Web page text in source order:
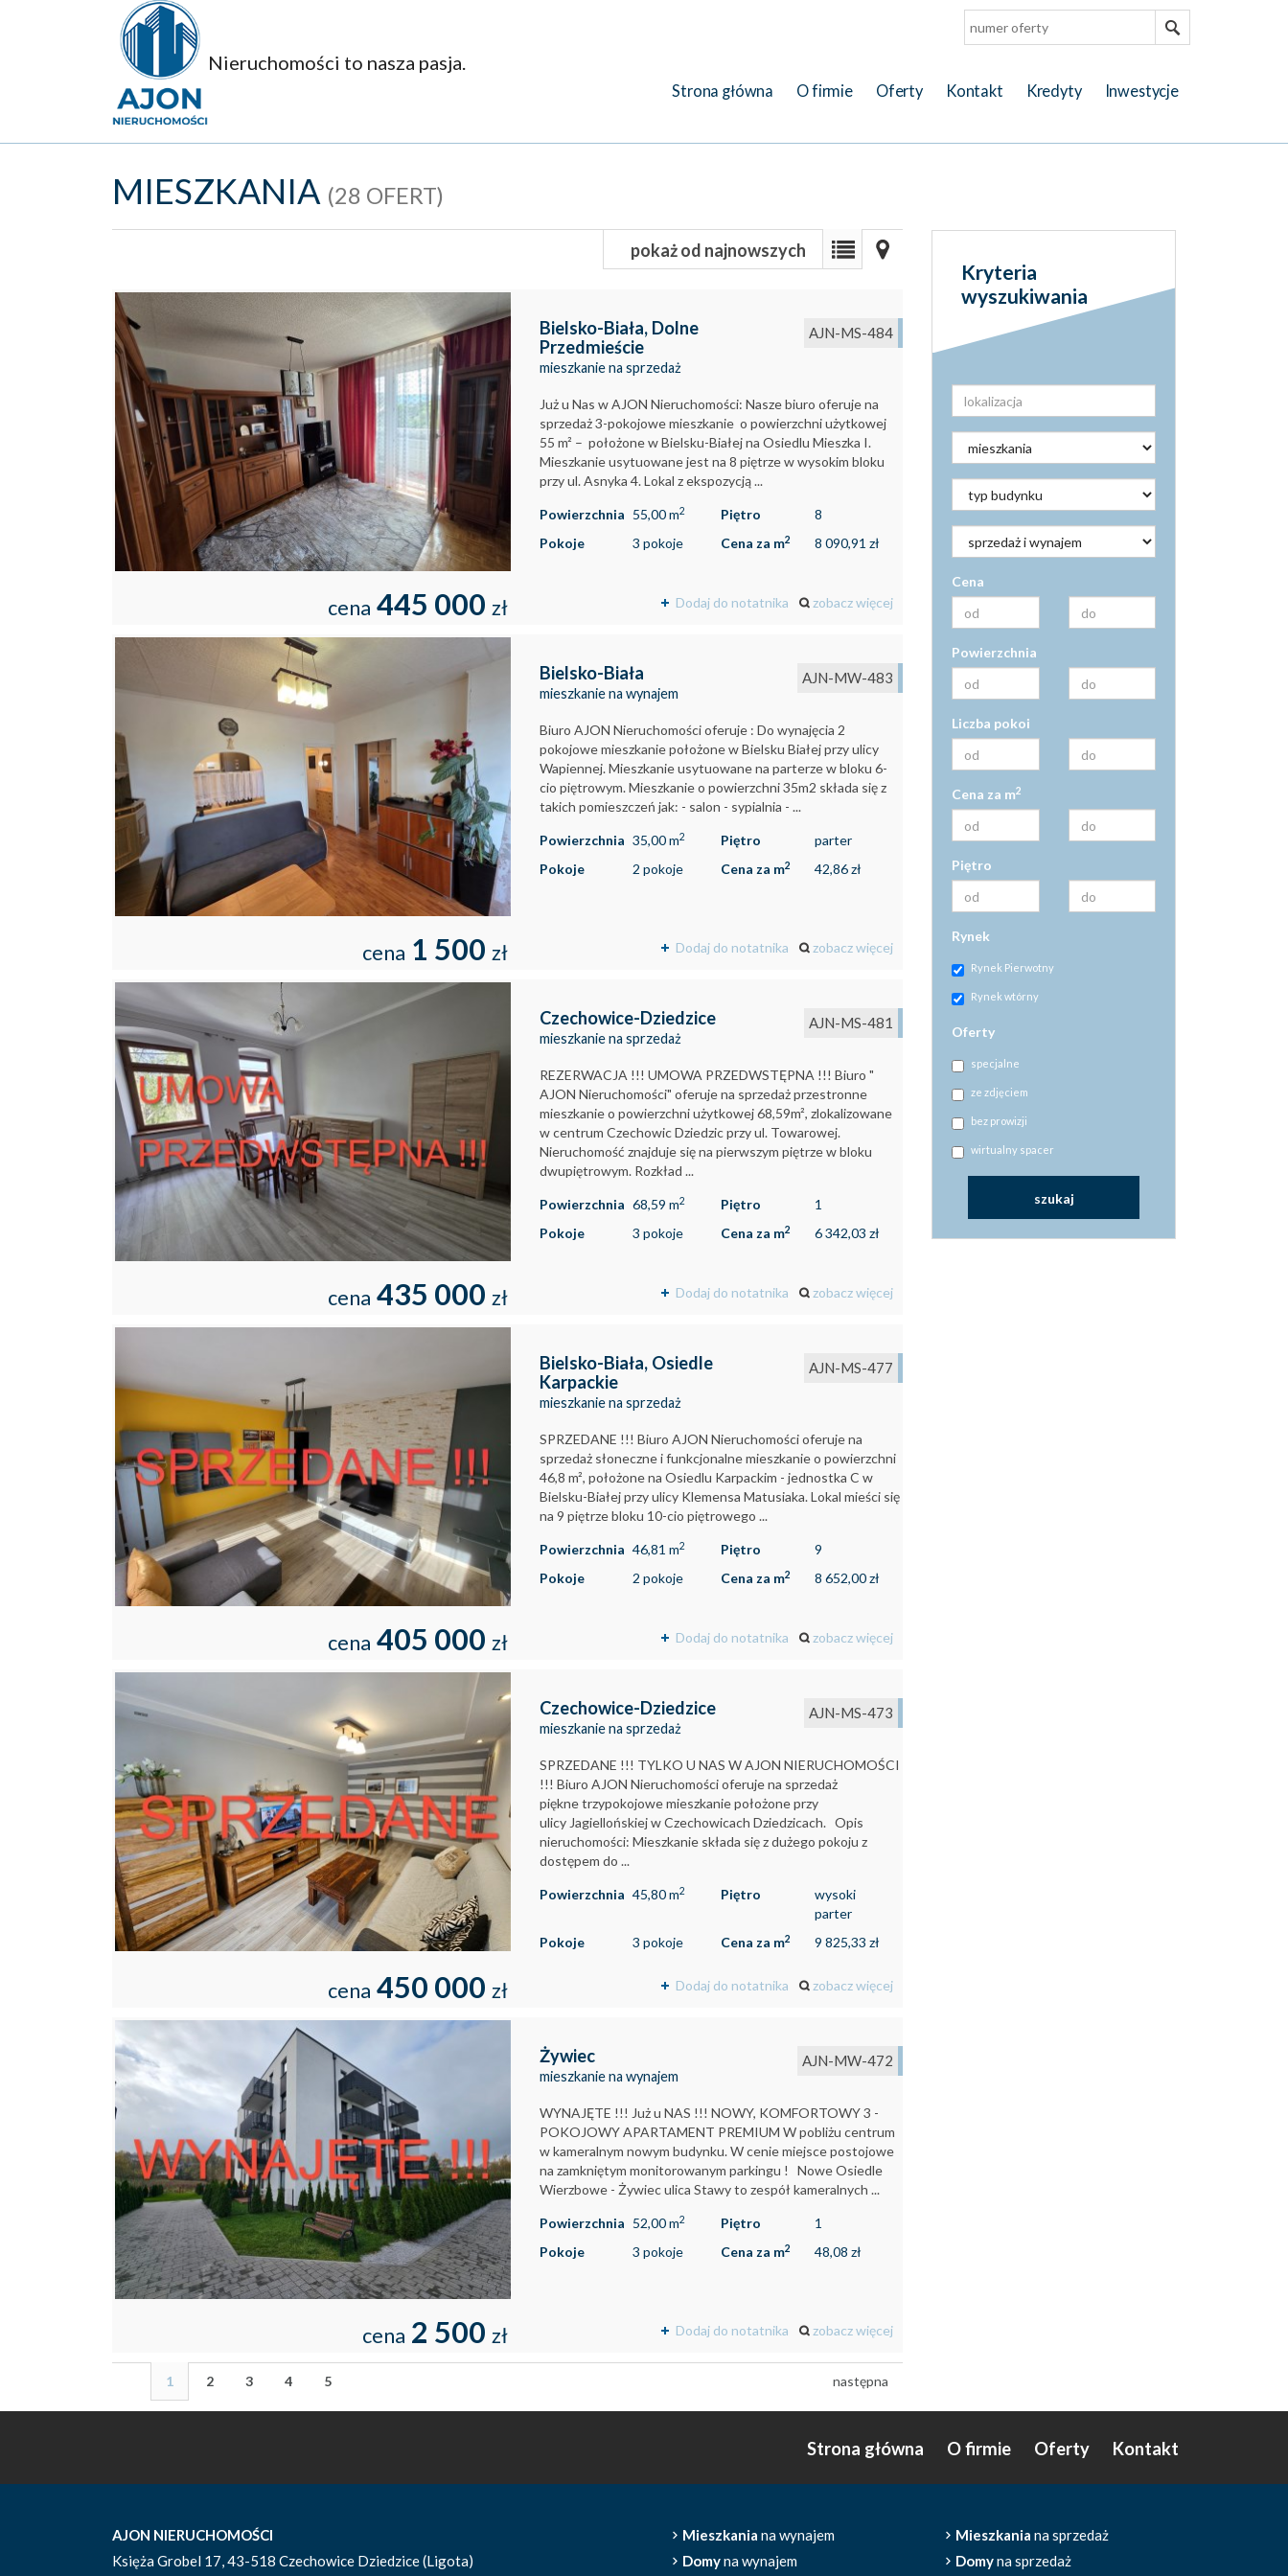
Nieruchomości to nasza pasja.
Strona główna O firmie Oferty Kontakt Kredyty Inwestycje
MIESZKANIA (28 OFERT)
pokaż od najnowszych
Bielsko-Biała, Dolne
Przedmieście
mieszkanie na sprzedaż
AJN-MS-484
Już u Nas w AJON Nieruchomości: Nasze biuro oferuje na
sprzedaż 3-pokojowe mieszkanie o powierzchni użytkowej
55 m² – położone w Bielsku-Białej na Osiedlu Mieszka I.
Mieszkanie usytuowane jest na 8 piętrze w wysokim bloku
przy ul. Asnyka 4. Lokal z ekspozycją ...
Powierzchnia 55,00 m2 Piętro
8
Pokoje
3 pokoje Cena za m2 8 090,91 zł
cena 445 000 zł Dodaj do notatnika zobacz więcej
Bielsko-Biała
mieszkanie na wynajem
AJN-MW-483
Biuro AJON Nieruchomości oferuje : Do wynajęcia 2
pokojowe mieszkanie położone w Bielsku Białej przy ulicy
Wapiennej. Mieszkanie usytuowane na parterze w bloku 6-
cio piętrowym. Mieszkanie o powierzchni 35m2 składa się z
takich pomieszczeń jak: - salon - sypialnia - ...
Powierzchnia 35,00 m2 Piętro
parter
Pokoje
2 pokoje Cena za m2 42,86 zł
cena 1 500 zł Dodaj do notatnika zobacz więcej
Czechowice-Dziedzice
mieszkanie na sprzedaż
AJN-MS-481
REZERWACJA !!! UMOWA PRZEDWSTĘPNA !!! Biuro "
AJON Nieruchomości" oferuje na sprzedaż przestronne
mieszkanie o powierzchni użytkowej 68,59m², zlokalizowane
w centrum Czechowic Dziedzic przy ul. Towarowej.
Nieruchomość znajduje się na pierwszym piętrze w bloku
dwupiętrowym. Rozkład ...
Powierzchnia 68,59 m2 Piętro
1
Pokoje
3 pokoje Cena za m2 6 342,03 zł
cena 435 000 zł Dodaj do notatnika zobacz więcej
Bielsko-Biała, Osiedle
Karpackie
mieszkanie na sprzedaż
AJN-MS-477
SPRZEDANE !!! Biuro AJON Nieruchomości oferuje na
sprzedaż słoneczne i funkcjonalne mieszkanie o powierzchni
46,8 m², położone na Osiedlu Karpackim - jednostka C w
Bielsku-Białej przy ulicy Klemensa Matusiaka. Lokal mieści się
na 9 piętrze bloku 10-cio piętrowego ...
Powierzchnia 46,81 m2 Piętro
9
Pokoje
2 pokoje Cena za m2 8 652,00 zł
cena 405 000 zł Dodaj do notatnika zobacz więcej
Czechowice-Dziedzice
mieszkanie na sprzedaż
AJN-MS-473
SPRZEDANE !!! TYLKO U NAS W AJON NIERUCHOMOŚCI
!!! Biuro AJON Nieruchomości oferuje na sprzedaż
piękne trzypokojowe mieszkanie położone przy
ulicy Jagiellońskiej w Czechowicach Dziedzicach. Opis
nieruchomości: Mieszkanie składa się z dużego pokoju z
dostępem do ...
Powierzchnia 45,80 m2 Piętro
wysoki
parter
Pokoje
3 pokoje Cena za m2 9 825,33 zł
cena 450 000 zł Dodaj do notatnika zobacz więcej
Żywiec
mieszkanie na wynajem
AJN-MW-472
WYNAJĘTE !!! Już u NAS !!! NOWY, KOMFORTOWY 3 -
POKOJOWY APARTAMENT PREMIUM W pobliżu centrum
w kameralnym nowym budynku. W cenie miejsce postojowe
na zamkniętym monitorowanym parkingu ! Nowe Osiedle
Wierzbowe - Żywiec ulica Stawy to zespół kameralnych ...
Powierzchnia 52,00 m2 Piętro
1
Pokoje
3 pokoje Cena za m2 48,08 zł
cena 2 500 zł Dodaj do notatnika zobacz więcej
1 2 3 4 5 następna
Kryteria
wyszukiwania
Cena
Powierzchnia
Liczba pokoi
Cena za m2
Piętro
Rynek
Rynek Pierwotny
Rynek wtórny
Oferty
specjalne
ze zdjęciem
bez prowizji
wirtualny spacer
Strona główna O firmie Oferty Kontakt
AJON NIERUCHOMOŚCI
Księża Grobel 17, 43-518 Czechowice Dziedzice (Ligota)
Mieszkania na wynajem
Domyna wynajem
Mieszkania na sprzedaż
Domyna sprzedaż